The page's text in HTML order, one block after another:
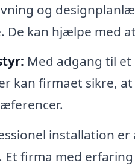
og
kan hjælpe med
Med adgang til
kan firmaet sikre,
installation
firma med